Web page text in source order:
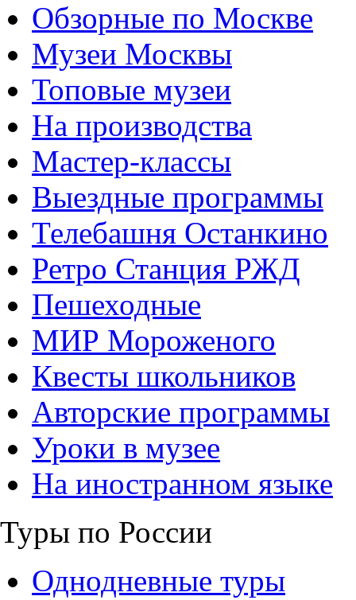
Обзорные по Москве
Музеи Москвы
Топовые музеи
На производства
Мастер-классы
Выездные программы
Телебашня Останкино
Ретро Станция РЖД
Пешеходные
МИР Мороженого
Квесты школьников
Авторские программы
Уроки в музее
На иностранном языке
Туры по России
Однодневные туры